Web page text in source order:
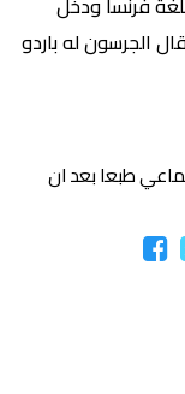
الجرسون له باردو
طبعا بعد ان